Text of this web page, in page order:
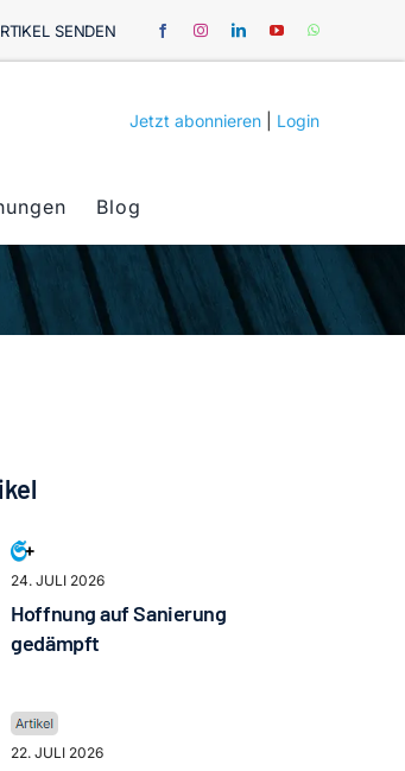
SENDEN
Jetzt abonnieren Login
Blog
24. JULI 2026
Hoffnung auf Sanierung
gedämpft
22. JULI 2026